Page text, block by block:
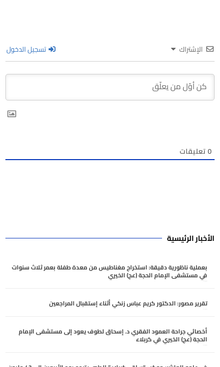
الإشتراك تسجيل الدخول
0تعليقات
الأخبار الرئيسية
بعملية ناظورية دقيقة: استخراج مغناطيس من معدة طفلة بعمر ثلاث سنوات
في مستشفى الإمام الحجة (عج) الخيري
تقرير مصور: الدكتور كريم عباس زنكي أثناء إستقبال المراجعين
أخصائي جراحة العمود الفقري د. إسحاق لطوف يعود إلى مستشفى الإمام
الحجة (عج) الخيري في كربلاء